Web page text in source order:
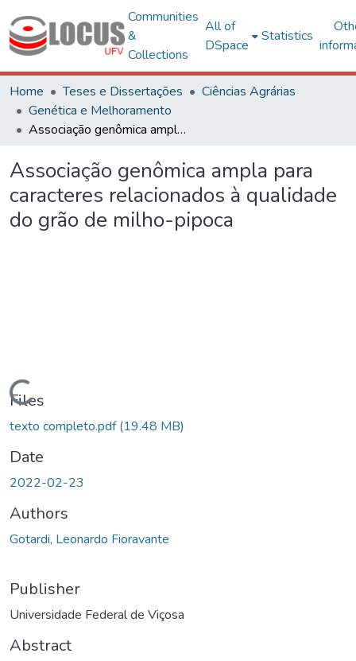
Communities
&
Collections
All of
DSpace
Statistics
Home Teses e Dissertações
Ciências Agrárias
Genética e Melhoramento
Associação genômica ampla para caracteres relacionados à qualidade do grão de milho-pipoca
Associação genômica ampla para
caracteres relacionados à qualidade
do grão de milho-pipoca
Files
texto completo.pdf(19.48 MB)
Date
2022-02-23
Authors
Gotardi, Leonardo Fioravante
Publisher
Universidade Federal de Viçosa
Abstract